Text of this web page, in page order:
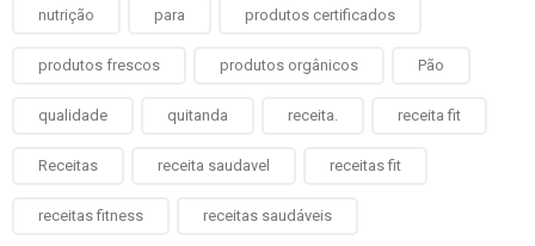
nutrição para produtos certificados
produtos frescos produtos orgânicos Pão
qualidade quitanda receita. receita fit
Receitas receita saudavel receitas fit
receitas fitness receitas saudáveis